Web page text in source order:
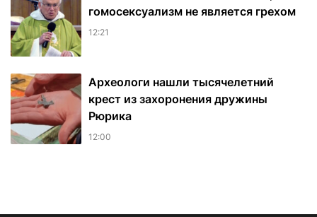
гомосексуализм не является грехом
12:21
Археологи нашли тысячелетний
крест из захоронения дружины
Рюрика
12:00